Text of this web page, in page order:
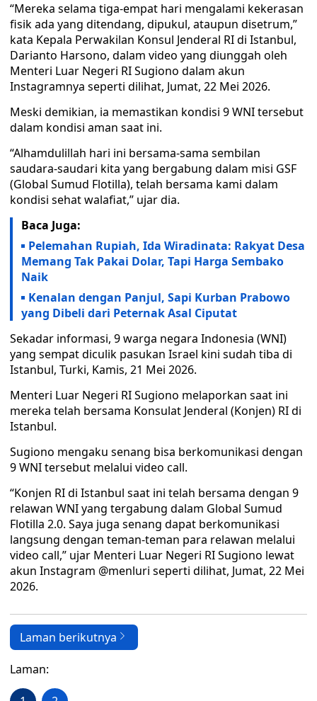
“Mereka selama tiga-empat hari mengalami kekerasan
fisik ada yang ditendang, dipukul, ataupun disetrum,”
kata Kepala Perwakilan Konsul Jenderal RI di Istanbul,
Darianto Harsono, dalam video yang diunggah oleh
Menteri Luar Negeri RI Sugiono dalam akun
Instagramnya seperti dilihat, Jumat, 22 Mei 2026.
Meski demikian, ia memastikan kondisi 9 WNI tersebut
dalam kondisi aman saat ini.
“Alhamdulillah hari ini bersama-sama sembilan
saudara-saudari kita yang bergabung dalam misi GSF
(Global Sumud Flotilla), telah bersama kami dalam
kondisi sehat walafiat,” ujar dia.
Baca Juga:
Pelemahan Rupiah, Ida Wiradinata: Rakyat Desa
Memang Tak Pakai Dolar, Tapi Harga Sembako
Naik
Kenalan dengan Panjul, Sapi Kurban Prabowo
yang Dibeli dari Peternak Asal Ciputat
Sekadar informasi, 9 warga negara Indonesia (WNI)
yang sempat diculik pasukan Israel kini sudah tiba di
Istanbul, Turki, Kamis, 21 Mei 2026.
Menteri Luar Negeri RI Sugiono melaporkan saat ini
mereka telah bersama Konsulat Jenderal (Konjen) RI di
Istanbul.
Sugiono mengaku senang bisa berkomunikasi dengan
9 WNI tersebut melalui video call.
“Konjen RI di Istanbul saat ini telah bersama dengan 9
relawan WNI yang tergabung dalam Global Sumud
Flotilla 2.0. Saya juga senang dapat berkomunikasi
langsung dengan teman-teman para relawan melalui
video call,” ujar Menteri Luar Negeri RI Sugiono lewat
akun Instagram @menluri seperti dilihat, Jumat, 22 Mei
2026.
Laman berikutnya
Laman: